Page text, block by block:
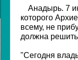
Анадырь. 7
которого
всему, не
должна
"Сегодня